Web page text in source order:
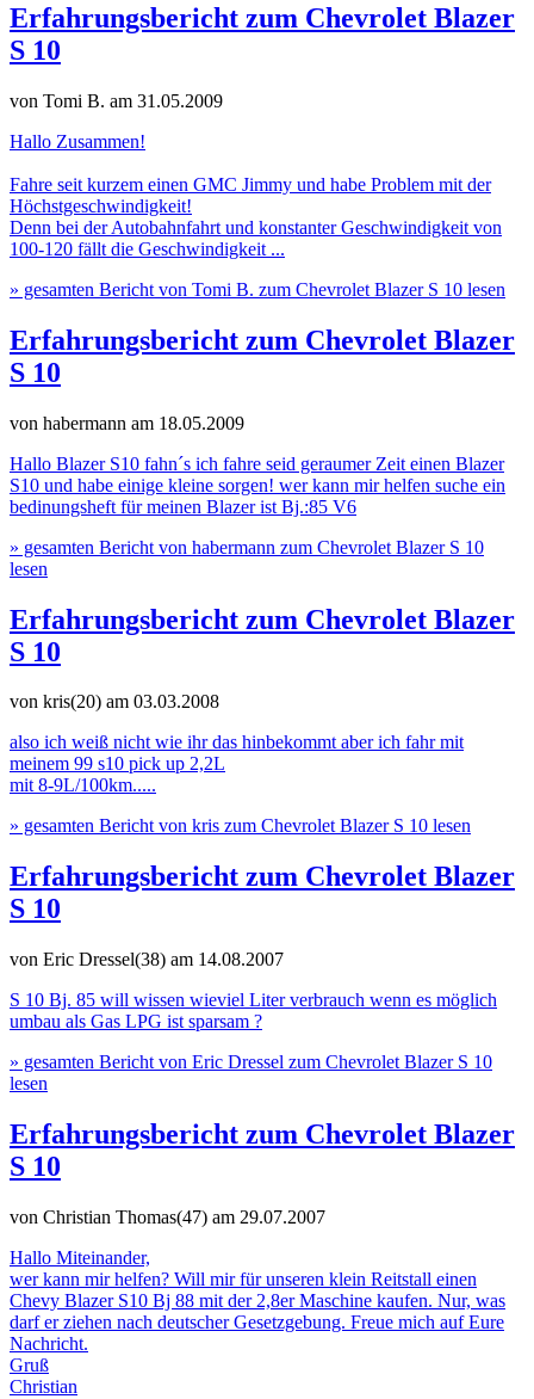
Erfahrungsbericht zum Chevrolet Blazer
S 10
von Tomi B. am 31.05.2009
Hallo Zusammen!
Fahre seit kurzem einen GMC Jimmy und habe Problem mit der
Höchstgeschwindigkeit!
Denn bei der Autobahnfahrt und konstanter Geschwindigkeit von
100-120 fällt die Geschwindigkeit ...
» gesamten Bericht von Tomi B. zum Chevrolet Blazer S 10 lesen
Erfahrungsbericht zum Chevrolet Blazer
S 10
von habermann am 18.05.2009
Hallo Blazer S10 fahn´s ich fahre seid geraumer Zeit einen Blazer
S10 und habe einige kleine sorgen! wer kann mir helfen suche ein
bedinungsheft für meinen Blazer ist Bj.:85 V6
» gesamten Bericht von habermann zum Chevrolet Blazer S 10
lesen
Erfahrungsbericht zum Chevrolet Blazer
S 10
von kris(20) am 03.03.2008
also ich weiß nicht wie ihr das hinbekommt aber ich fahr mit
meinem 99 s10 pick up 2,2L
mit 8-9L/100km.....
» gesamten Bericht von kris zum Chevrolet Blazer S 10 lesen
Erfahrungsbericht zum Chevrolet Blazer
S 10
von Eric Dressel(38) am 14.08.2007
S 10 Bj. 85 will wissen wieviel Liter verbrauch wenn es möglich
umbau als Gas LPG ist sparsam ?
» gesamten Bericht von Eric Dressel zum Chevrolet Blazer S 10
lesen
Erfahrungsbericht zum Chevrolet Blazer
S 10
von Christian Thomas(47) am 29.07.2007
Hallo Miteinander,
wer kann mir helfen? Will mir für unseren klein Reitstall einen
Chevy Blazer S10 Bj 88 mit der 2,8er Maschine kaufen. Nur, was
darf er ziehen nach deutscher Gesetzgebung. Freue mich auf Eure
Nachricht.
Gruß
Christian